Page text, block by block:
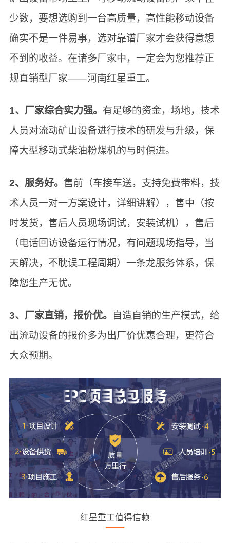
少数，要想选购到一台高质量，高性能移动设备
确实不是一件易事，选对靠谱厂家才会获得意想
不到的收益。在诸多厂家中，一定会为您推荐正
规直销型厂家——河南红星重工。
1、厂家综合实力强。 有足够的资金，场地，技术
人员对流动矿山设备进行技术的研发与升级，保
障大型移动式柴油粉煤机的与时俱进。
2、服务好。 售前（车接车送，支持免费带料，技
术人员一对一方案设计，详细讲解），售中（按
时发货，售后人员现场调试，安装试机），售后
（电话回访设备运行情况，有问题现场指导，当
天解决，不耽误工程周期）一条龙服务体系，保
障您生产无忧。
3、厂家直销，报价优。
自造自销的生产模式，给
出流动设备的报价多为出厂价优惠合理，更符合
大众预期。
红星重工值得信赖